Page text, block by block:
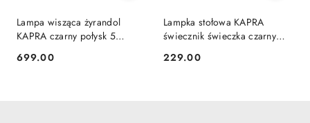
Lampa wisząca żyrandol
KAPRA czarny połysk 5
świeczniki - Lemir
Cena:
699.00
Lampka stołowa KAPRA
świecznik świeczka czarny
Cena:
229.00